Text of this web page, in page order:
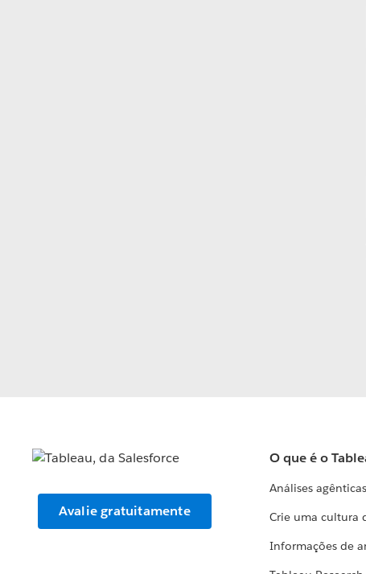
Avalie gratuitamente
O que é o
Análises agênticas
Crie uma cultura
Informações de